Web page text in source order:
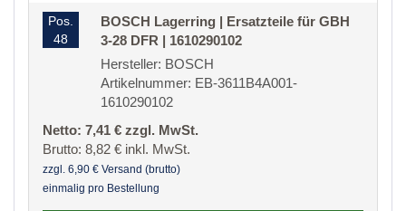
Pos.
48
BOSCH Lagerring | Ersatzteile für GBH
3-28 DFR | 1610290102
Hersteller: BOSCH
Artikelnummer: EB-3611B4A001-
1610290102
Netto: 7,41 € zzgl. MwSt.
Brutto: 8,82 € inkl. MwSt.
zzgl. 6,90 € Versand (brutto)
einmalig pro Bestellung